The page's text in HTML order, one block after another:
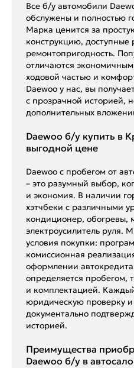
Все б/у автомобили
обслужены и полностью
Марка ценится за
конструкцию, доступные
ремонтопригодность.
отличаются
ходовой частью и
Daewoo у нас, вы
с прозрачной историей,
дополнительных
Daewoo б/у купить в
выгодной цене
Daewoo с пробегом от
– это разумный выбор,
и экономия. В наличии
хэтчбеки с различными
кондиционер, обогревы,
электроусилитель руля.
условия покупки:
комиссионная
оформлении
определяется пробегом,
и комплектацией.
юридическую проверку и
документально
историей.
Преимущества
Daewoo б/у в